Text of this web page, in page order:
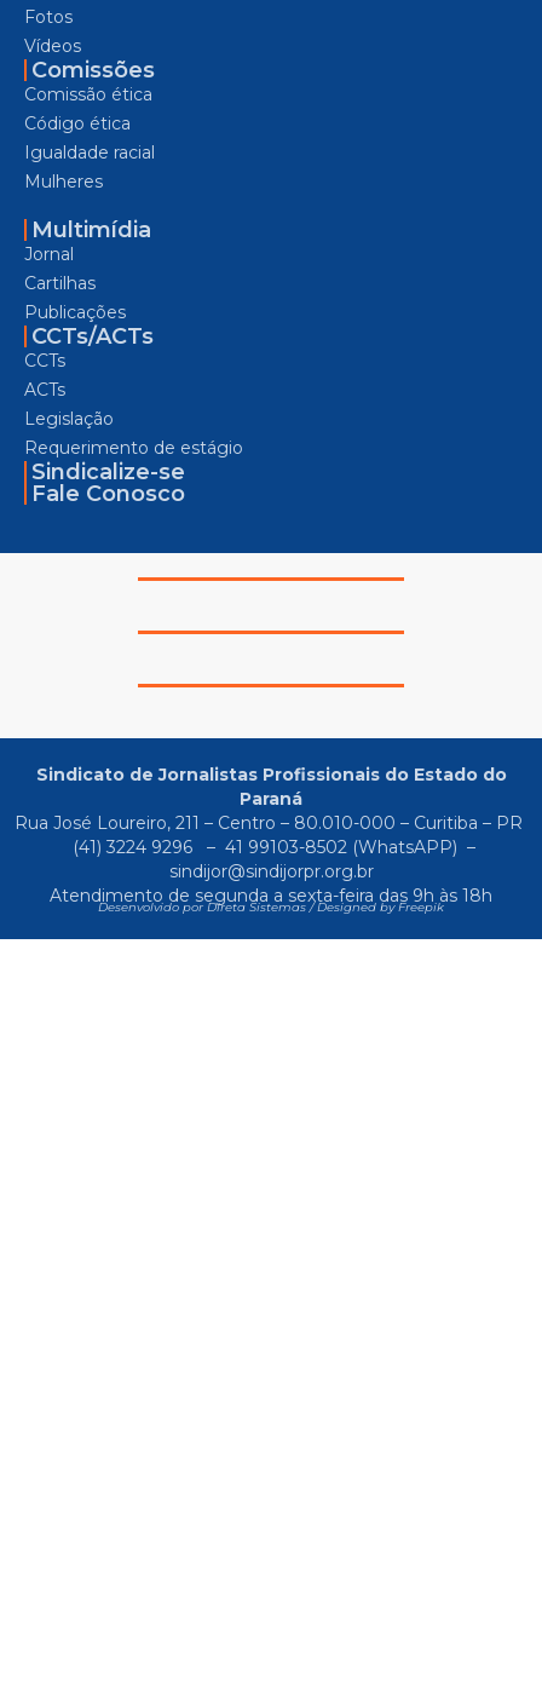
Fotos
Vídeos
Comissões
Comissão ética
Código ética
Igualdade racial
Mulheres
Multimídia
Jornal
Cartilhas
Publicações
CCTs/ACTs
CCTs
ACTs
Legislação
Requerimento de estágio
Sindicalize-se
Fale Conosco
Sindicato de Jornalistas Profissionais do Estado do
Paraná
Rua José Loureiro, 211 – Centro – 80.010-000 – Curitiba – PR
(41) 3224 9296
– 41 99103-8502(WhatsAPP) –
sindijor@sindijorpr.org.br
Atendimento de segunda a sexta-feira das 9h às 18h
Desenvolvido por Direta Sistemas /Designed by Freepik